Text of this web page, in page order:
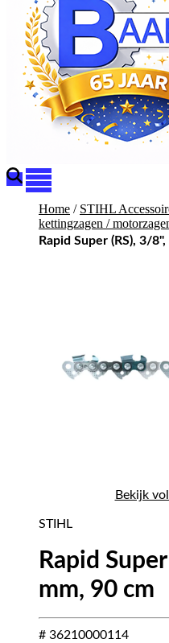
Home / STIHL
kettingzagen /
Rapid Super (RS), 3/
Bekijk
STIHL
Rapid
mm, 90 cm
# 36210000114